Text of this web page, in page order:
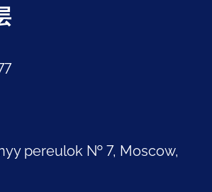
pereulok № 7, Moscow,